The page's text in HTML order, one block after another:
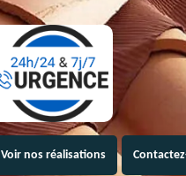
Voir nos réalisations